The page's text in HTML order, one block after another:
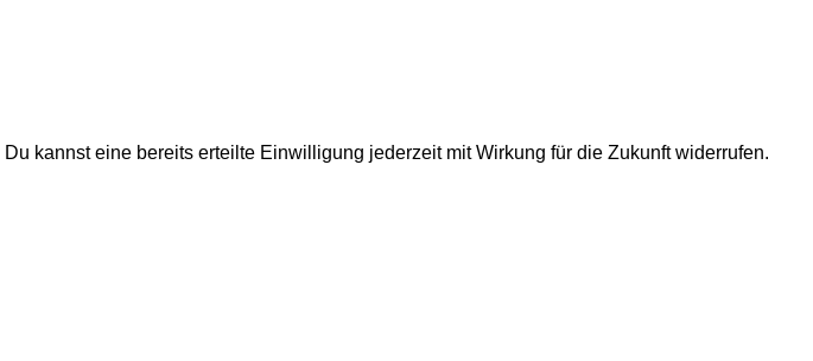
kannst eine bereits erteilte Einwilligung jederzeit mit Wirkung für die Zukunft widerrufen.